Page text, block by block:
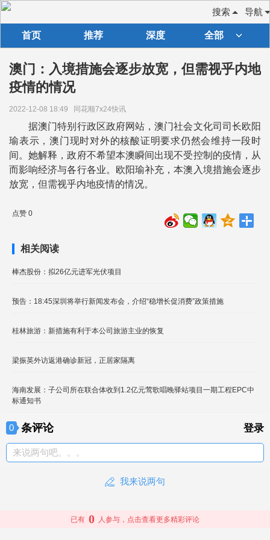
导航
搜索
首页 推荐 深度 全部
澳门：入境措施会逐步放宽，但需视乎内地
疫情的情况
2022-12-08 18:49 同花顺7x24快讯
据澳门特别行政区政府网站，澳门社会文化司司长欧阳
瑜表示，澳门现时对外的核酸证明要求仍然会维持一段时
间。她解释，政府不希望本澳瞬间出现不受控制的疫情，从
而影响经济与各行各业。欧阳瑜补充，本澳入境措施会逐步
放宽，但需视乎内地疫情的情况。
点赞 0
相关阅读
棒杰股份：拟26亿元进军光伏项目
预告：18:45深圳将举行新闻发布会，介绍“稳增长促消费”政策措施
桂林旅游：新措施有利于本公司旅游主业的恢复
梁振英外访返港确诊新冠，正居家隔离
海南发展：子公司所在联合体收到1.2亿元莺歌唱晚驿站项目一期工程EPC中
标通知书
0 条评论 登录
来说两句吧。。。
我来说两句
已有 0 人参与，点击查看更多精彩评论